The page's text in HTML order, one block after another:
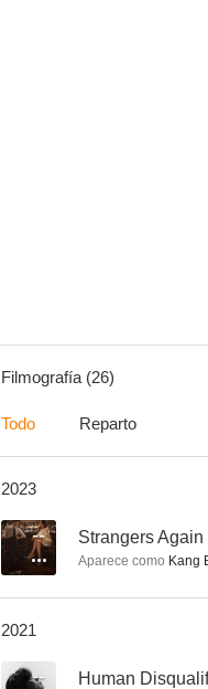
Amor y matrimonio
Filmografía (26)
Todo Reparto
2023
-- Strangers Again
Aparece como Kang
2021
-- Human